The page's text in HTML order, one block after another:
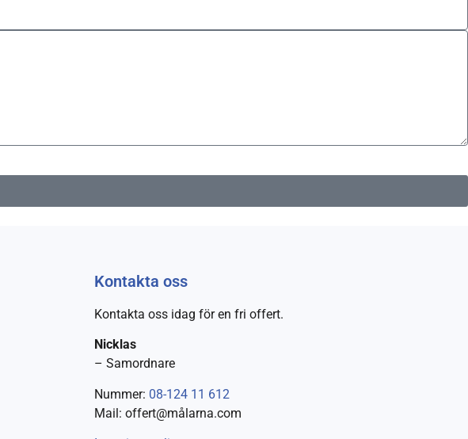
Kontakta oss
Kontakta oss idag för en fri offert.
Nicklas
– Samordnare
Nummer: 08-124 11 612
Mail: offert@målarna.com